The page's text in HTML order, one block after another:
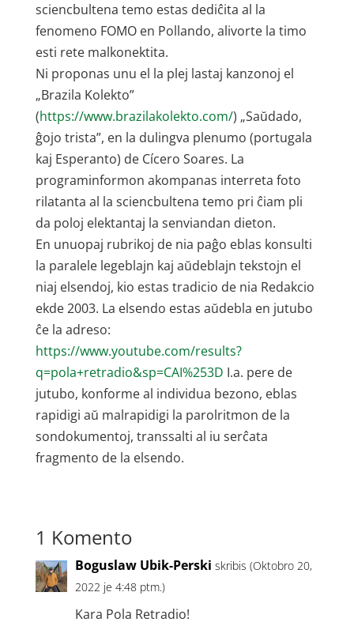
sciencbultena temo estas dediĉita al la
fenomeno FOMO en Pollando, alivorte la timo
esti rete malkonektita.
Ni proponas unu el la plej lastaj kanzonoj el
„Brazila Kolekto”
(https://www.brazilakolekto.com/) „Saŭdado,
ĝojo trista”, en la dulingva plenumo (portugala
kaj Esperanto) de Cícero Soares. La
programinformon akompanas interreta foto
rilatanta al la sciencbultena temo pri ĉiam pli
da poloj elektantaj la senviandan dieton.
En unuopaj rubrikoj de nia paĝo eblas konsulti
la paralele legeblajn kaj aŭdeblajn tekstojn el
niaj elsendoj, kio estas tradicio de nia Redakcio
ekde 2003. La elsendo estas aŭdebla en jutubo
ĉe la adreso:
https://www.youtube.com/results?
q=pola+retradio&sp=CAI%253D I.a. pere de
jutubo, konforme al individua bezono, eblas
rapidigi aŭ malrapidigi la parolritmon de la
sondokumentoj, transsalti al iu serĉata
fragmento de la elsendo.
1 Komento
Boguslaw Ubik-Perski skribis (Oktobro 20,
2022 je 4:48 ptm.)
Kara Pola Retradio!